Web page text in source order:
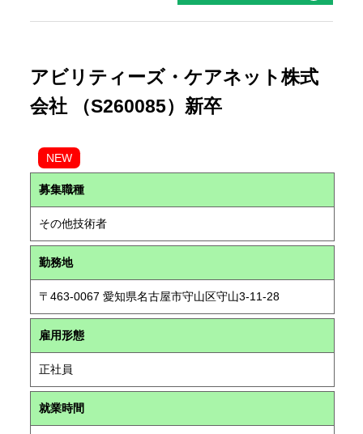
アビリティーズ・ケアネット株式
会社 （S260085）新卒
NEW
募集職種
その他技術者
勤務地
〒463-0067 愛知県名古屋市守山区守山3-11-28
雇用形態
正社員
就業時間